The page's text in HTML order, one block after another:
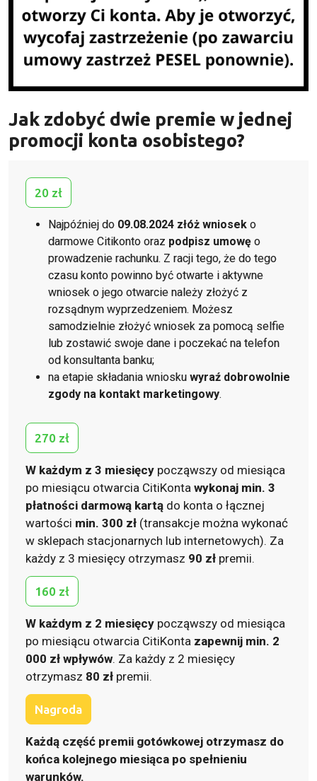
Jak zdobyć dwie premie w jednej
promocji konta osobistego?
20 zł
Najpóźniej do 09.08.2024 złóż wniosek o
darmowe Citikonto oraz podpisz umowę o
prowadzenie rachunku. Z racji tego, że do tego
czasu konto powinno być otwarte i aktywne
wniosek o jego otwarcie należy złożyć z
rozsądnym wyprzedzeniem. Możesz
samodzielnie złożyć wniosek za pomocą selfie
lub zostawić swoje dane i poczekać na telefon
od konsultanta banku;
na etapie składania wniosku wyraź dobrowolnie
zgody na kontakt marketingowy.
270 zł
W każdym z 3 miesięcy począwszy od miesiąca
po miesiącu otwarcia CitiKonta wykonaj min. 3
płatności darmową kartą do konta o łącznej
wartości min. 300 zł (transakcje można wykonać
w sklepach stacjonarnych lub internetowych). Za
każdy z 3 miesięcy otrzymasz 90 zł premii.
160 zł
W każdym z 2 miesięcy począwszy od miesiąca
po miesiącu otwarcia CitiKonta zapewnij min. 2
000 zł wpływów. Za każdy z 2 miesięcy
otrzymasz 80 zł premii.
Nagroda
Każdą część premii gotówkowej otrzymasz do
końca kolejnego miesiąca po spełnieniu
warunków.